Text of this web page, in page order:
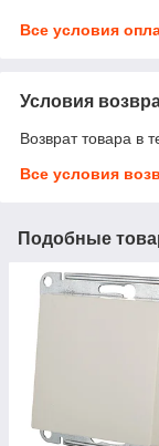
Все условия
Условия
Возврат товара в
Все условия
Подобные